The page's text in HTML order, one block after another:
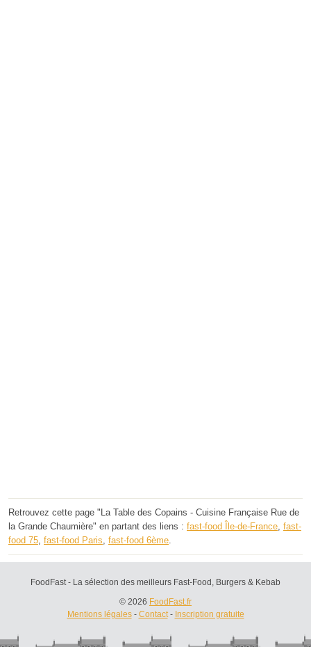
Retrouvez cette page "La Table des Copains - Cuisine Française Rue de
la Grande Chaumière" en partant des liens : fast-food Île-de-France, fast-
food 75, fast-food Paris, fast-food 6ème.
FoodFast - La sélection des meilleurs Fast-Food, Burgers & Kebab
© 2026 FoodFast.fr
Mentions légales- Contact- Inscription gratuite